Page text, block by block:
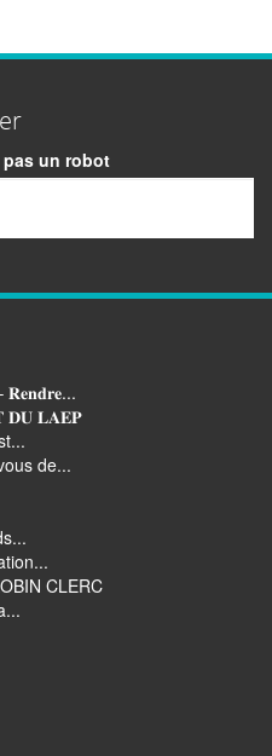
un robot
𝐃𝐔 𝐋𝐀𝐄𝐏
de...
CLERC